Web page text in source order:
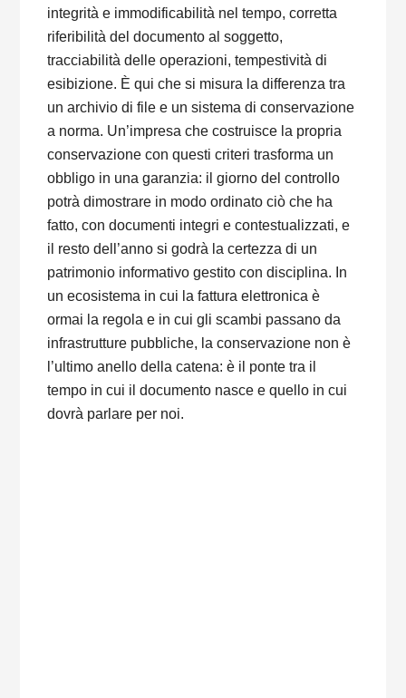
integrità e immodificabilità nel tempo, corretta
riferibilità del documento al soggetto,
tracciabilità delle operazioni, tempestività di
esibizione. È qui che si misura la differenza tra
un archivio di file e un sistema di conservazione
a norma. Un’impresa che costruisce la propria
conservazione con questi criteri trasforma un
obbligo in una garanzia: il giorno del controllo
potrà dimostrare in modo ordinato ciò che ha
fatto, con documenti integri e contestualizzati, e
il resto dell’anno si godrà la certezza di un
patrimonio informativo gestito con disciplina. In
un ecosistema in cui la fattura elettronica è
ormai la regola e in cui gli scambi passano da
infrastrutture pubbliche, la conservazione non è
l’ultimo anello della catena: è il ponte tra il
tempo in cui il documento nasce e quello in cui
dovrà parlare per noi.